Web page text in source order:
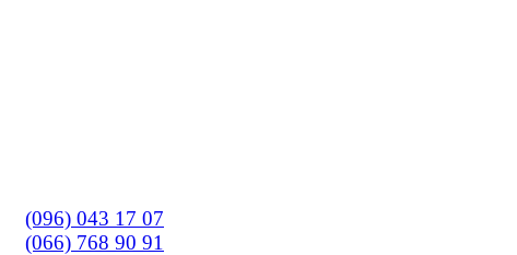
(096) 043 17 07
(066) 768 90 91